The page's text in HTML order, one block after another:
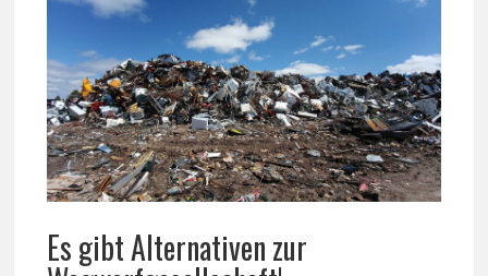
Es gibt Alternativen zur